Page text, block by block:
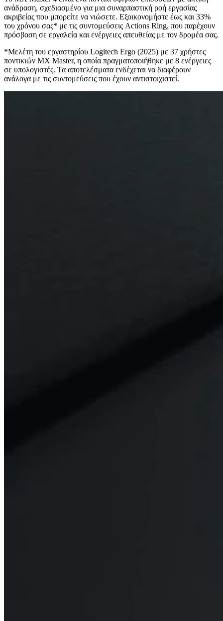
ανάδραση, σχεδιασμένο για μια συναρπαστική ροή εργασίας
ακριβείας που μπορείτε να νιώσετε. Εξοικονομήστε έως και 33%
του χρόνου σας* με τις συντομεύσεις Actions Ring, που παρέχουν
πρόσβαση σε εργαλεία και ενέργειες απευθείας με τον δρομέα σας.
*Μελέτη του εργαστηρίου Logitech Ergo (2025) με 37 χρήστες
ποντικιών MX Master, η οποία πραγματοποιήθηκε με 8 ενέργειες
σε υπολογιστές. Τα αποτελέσματα ενδέχεται να διαφέρουν
ανάλογα με τις συντομεύσεις που έχουν αντιστοιχιστεί.